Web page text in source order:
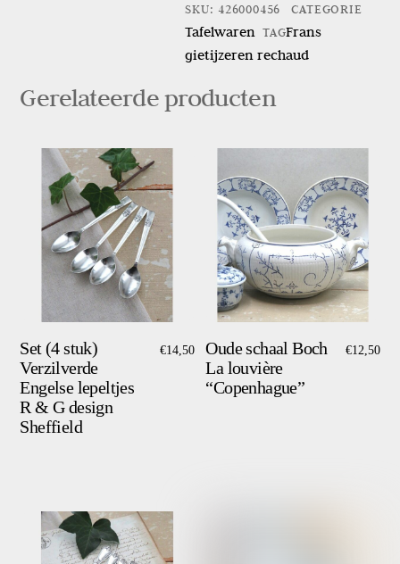
aantal
SKU: 426000456 CATEGORIE
Tafelwaren TAGFrans
gietijzeren rechaud
Gerelateerde producten
Set (4 stuk)
Verzilverde
Engelse lepeltjes
R & G design
Sheffield
€14,50
Oude schaal Boch
La louvière
“Copenhague”
€12,50